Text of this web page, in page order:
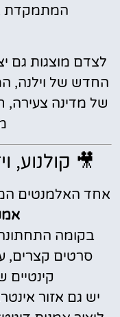
המתמקדת
לצדם מוצגות גם
החדש של וילנה,
של מדינה צעירה,
🎥 קולנוע,
אחד האלמנטים
בקומה
סרטים קצרים,
יש גם אזור